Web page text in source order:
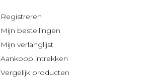
Registreren
Mijn bestellingen
Mijn verlanglijst
Aankoop intrekken
Vergelijk producten